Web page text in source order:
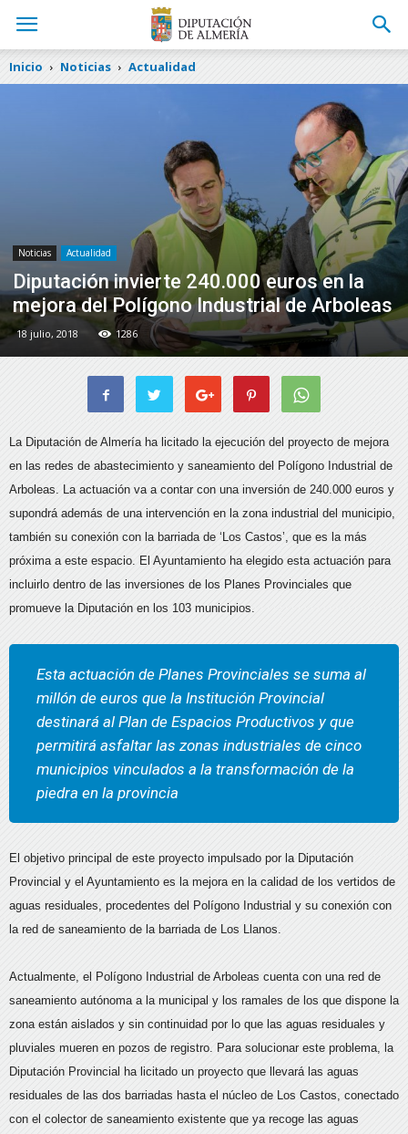
Inicio Noticias Actualidad
Noticias Actualidad
Diputación invierte 240.000 euros en la
mejora del Polígono Industrial de Arboleas
18 julio, 2018 1286
La Diputación de Almería ha licitado la ejecución del proyecto de mejora
en las redes de abastecimiento y saneamiento del Polígono Industrial de
Arboleas. La actuación va a contar con una inversión de 240.000 euros y
supondrá además de una intervención en la zona industrial del municipio,
también su conexión con la barriada de ‘Los Castos’, que es la más
próxima a este espacio. El Ayuntamiento ha elegido esta actuación para
incluirlo dentro de las inversiones de los Planes Provinciales que
promueve la Diputación en los 103 municipios.
Esta actuación de Planes Provinciales se suma al
millón de euros que la Institución Provincial
destinará al Plan de Espacios Productivos y que
permitirá asfaltar las zonas industriales de cinco
municipios vinculados a la transformación de la
piedra en la provincia
El objetivo principal de este proyecto impulsado por la Diputación
Provincial y el Ayuntamiento es la mejora en la calidad de los vertidos de
aguas residuales, procedentes del Polígono Industrial y su conexión con
la red de saneamiento de la barriada de Los Llanos.
Actualmente, el Polígono Industrial de Arboleas cuenta con una red de
saneamiento autónoma a la municipal y los ramales de los que dispone la
zona están aislados y sin continuidad por lo que las aguas residuales y
pluviales mueren en pozos de registro. Para solucionar este problema, la
Diputación Provincial ha licitado un proyecto que llevará las aguas
residuales de las dos barriadas hasta el núcleo de Los Castos, conectado
con el colector de saneamiento existente que ya recoge las aguas